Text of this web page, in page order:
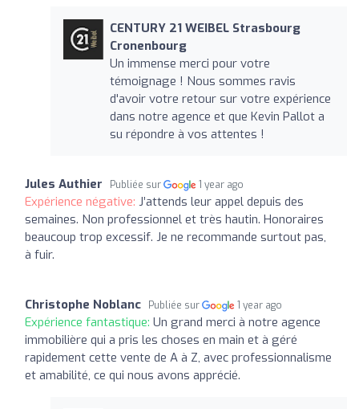
CENTURY 21 WEIBEL Strasbourg
Cronenbourg
Un immense merci pour votre
témoignage ! Nous sommes ravis
d'avoir votre retour sur votre expérience
dans notre agence et que Kevin Pallot a
su répondre à vos attentes !
Jules Authier Publiée sur 1 year ago
Expérience négative: J’attends leur appel depuis des
semaines. Non professionnel et très hautin. Honoraires
beaucoup trop excessif. Je ne recommande surtout pas,
à fuir.
Christophe Noblanc Publiée sur 1 year ago
Expérience fantastique: Un grand merci à notre agence
immobilière qui a pris les choses en main et à géré
rapidement cette vente de A à Z, avec professionnalisme
et amabilité, ce qui nous avons apprécié.